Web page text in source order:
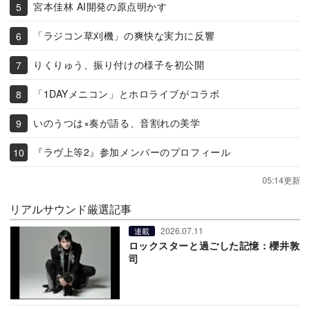
宮本佳林 AI開発の原点明かす
「ラジコン草刈機」の爽快な実力に反響
りくりゅう、振り付けの様子を初公開
「1DAYメニコン」とホロライブがコラボ
いのうつは×奏が語る、音割れの美学
『ラヴ上等2』参加メンバーのプロフィール
05:14更新
リアルサウンド厳選記事
連載 2026.07.11
ロックスターと過ごした記憶：櫻井敦
司